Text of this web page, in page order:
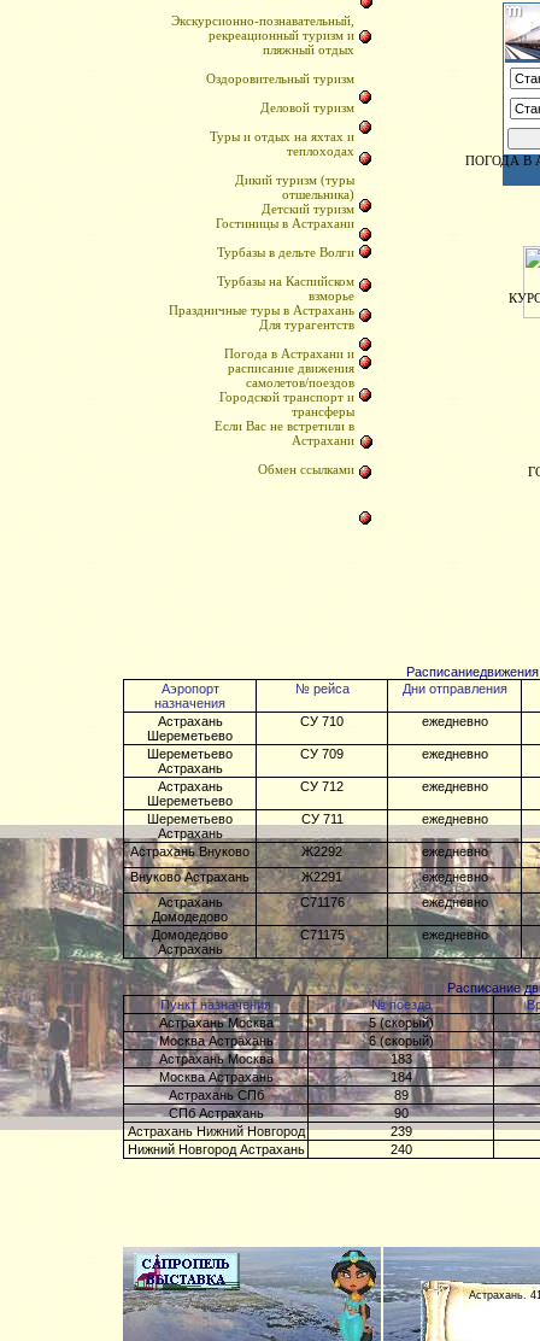
Экскурсионно-познавательный,
рекреационный туризм и
пляжный отдых
Оздоровительный туризм
Деловой туризм
Туры и отдых на яхтах и
теплоходах
Дикий туризм (туры
отшельника)
Детский туризм
Гостиницы в Астрахани
Турбазы в дельте Волги
Турбазы на Каспийском
взморье
Праздничные туры в Астрахань
Для турагентств
Погода в Астрахани и
расписание движения
самолетов/поездов
Городской транспорт и
трансферы
Если Вас не встретили в
Астрахани
Обмен ссылками
ПОГОДА В
Расписание
Аэропорт
назначения
№ рейса Дни отправления
Астрахань
Шереметьево
СУ 710 ежедневно
Шереметьево
Астрахань
СУ 709 ежедневно
Астрахань
Шереметьево
СУ 712 ежедневно
Шереметьево
Астрахань
СУ 711 ежедневно
Астрахань Внуково Ж2292
ежедневно
Внуково Астрахань
Ж2291
ежедневно
Астрахань
Домодедово
С71176 ежедневно
Домодедово
Астрахань
С71175 ежедневно
Расписание
Пункт назначения
№ поезда
Астрахань Москва
5 (скорый)
Москва Астрахань
6 (скорый)
Астрахань Москва
183
Москва Астрахань
184
Астрахань СПб
89
СПб Астрахань
90
Астрахань Нижний Новгород
239
Нижний Новгород Астрахань
240
Астрахань.